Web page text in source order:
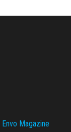
Envo Magazine